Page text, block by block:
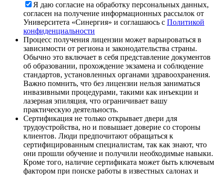
Я даю согласие на обработку персональных данных,
согласен на получение информационных рассылок от
Университета «Синергия» и соглашаюсь c Политикой
конфиденциальности
Процесс получения лицензии может варьироваться в
зависимости от региона и законодательства страны.
Обычно это включает в себя представление документов
об образовании, прохождение экзамена и соблюдение
стандартов, установленных органами здравоохранения.
Важно помнить, что без лицензии нельзя заниматься
инвазивными процедурами, такими как инъекции и
лазерная эпиляция, что ограничивает вашу
практическую деятельность.
Сертификация не только открывает двери для
трудоустройства, но и повышает доверие со стороны
клиентов. Люди предпочитают обращаться к
сертифицированным специалистам, так как знают, что
они прошли обучение и получили необходимые навыки.
Кроме того, наличие сертификата может быть ключевым
фактором при поиске работы в известных салонах и